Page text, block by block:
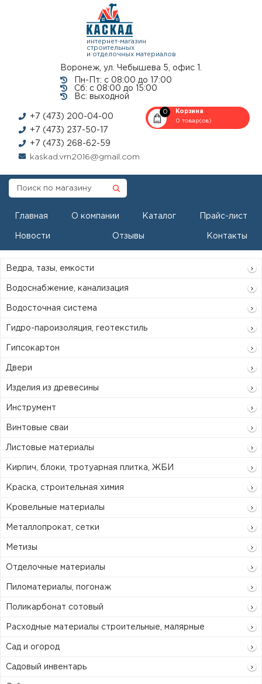
интернет-магазин
строительных
и отделочных материалов
Воронеж, ул. Чебышева 5, офис 1.
Пн-Пт: с 08:00 до 17:00
Сб: с 08:00 до 15:00
Вс: выходной
+7 (473) 200-04-00
+7 (473) 237-50-17
+7 (473) 268-62-59
kaskad.vrn2016@gmail.com
0
Корзина
0 товар(ов)
Главная О компании Каталог Прайс-лист
Новости Отзывы Контакты
Ведра, тазы, емкости
Водоснабжение, канализация
Водосточная система
Гидро-пароизоляция, геотекстиль
Гипсокартон
Двери
Изделия из древесины
Инструмент
Винтовые сваи
Листовые материалы
Кирпич, блоки, тротуарная плитка, ЖБИ
Краска, строительная химия
Кровельные материалы
Металлопрокат, сетки
Метизы
Отделочные материалы
Пиломатериалы, погонаж
Поликарбонат сотовый
Расходные материалы строительные, малярные
Сад и огород
Садовый инвентарь